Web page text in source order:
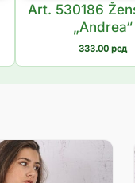
Art. 530186
„Andrea“
333.00 рсд